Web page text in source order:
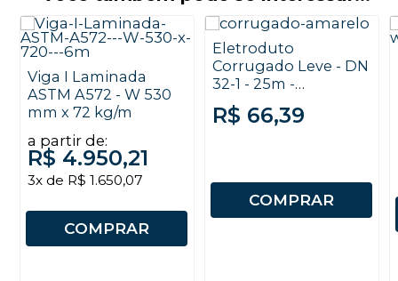
Viga I Laminada
ASTM A572 - W 530
mm x 72 kg/m
a partir de:
R$ 4.950,21
3x de R$ 1.650,07
COMPRAR
Eletroduto
Corrugado Leve - DN
32-1 - 25m -
Tramontina
R$ 66,39
COMPRAR